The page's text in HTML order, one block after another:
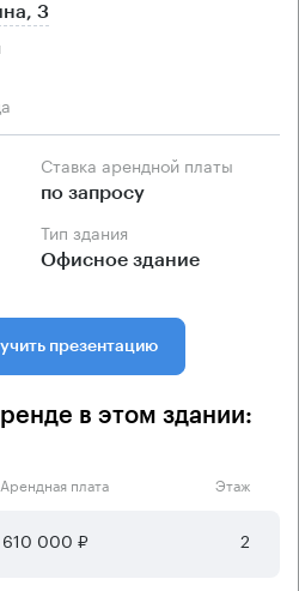
3
Ставка арендной платы
по запросу
Тип здания
Офисное здание
презентацию
в этом здании:
Арендная плата Этаж
610 000 ₽ 2